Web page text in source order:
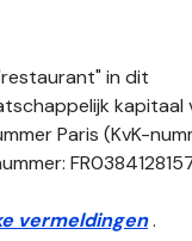
in dit
Paris (KvK-
vermeldingen.